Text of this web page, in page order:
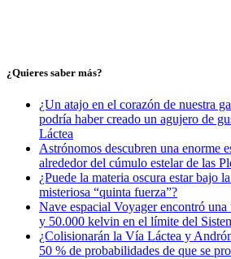
¿Quieres saber más?
¿Un atajo en el corazón de nuestra
podría haber creado un agujero de
Láctea
Astrónomos descubren una enorme
alrededor del cúmulo estelar de las
¿Puede la materia oscura estar bajo
misteriosa “quinta fuerza”?
Nave espacial Voyager encontró una
y 50.000 kelvin en el límite del
¿Colisionarán la Vía Láctea y
50 % de probabilidades de que se